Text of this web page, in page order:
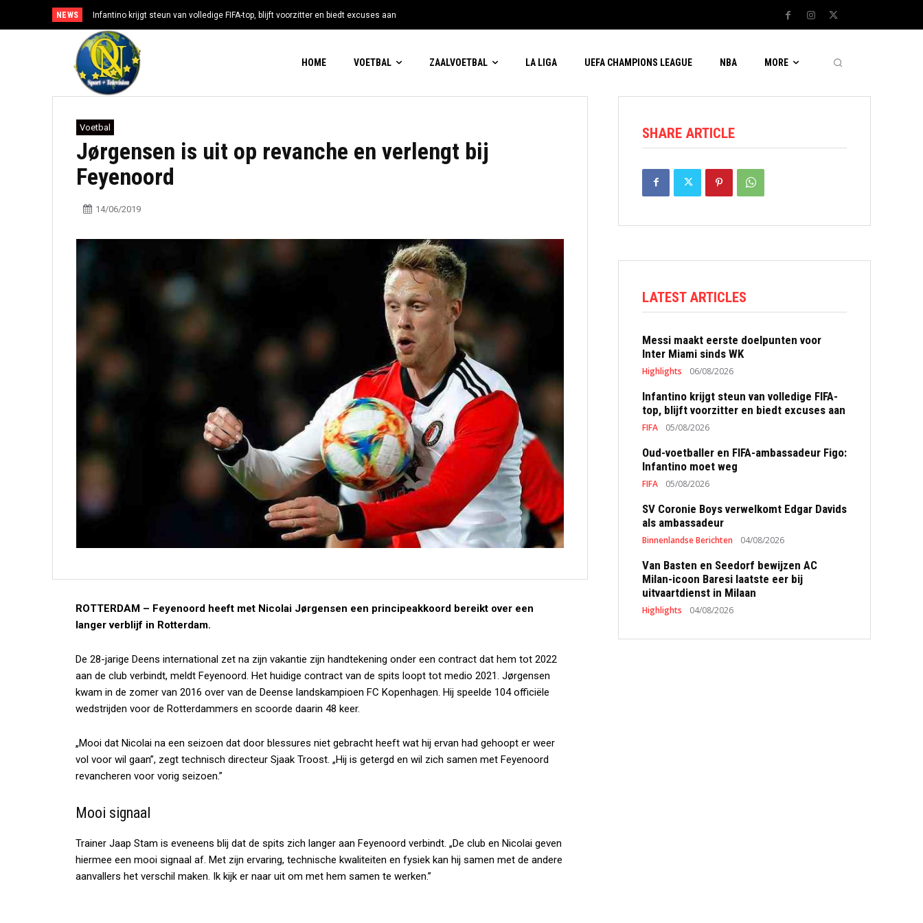
NEWS Infantino krijgt steun van volledige FIFA-top, blijft voorzitter en biedt excuses aan
HOME VOETBAL ZAALVOETBAL LA LIGA UEFA CHAMPIONS LEAGUE NBA MORE
Voetbal
Jørgensen is uit op revanche en verlengt bij
Feyenoord
14/06/2019
ROTTERDAM – Feyenoord heeft met Nicolai Jørgensen een principeakkoord bereikt over een
langer verblijf in Rotterdam.
De 28-jarige Deens international zet na zijn vakantie zijn handtekening onder een contract dat hem tot 2022
aan de club verbindt, meldt Feyenoord. Het huidige contract van de spits loopt tot medio 2021. Jørgensen
kwam in de zomer van 2016 over van de Deense landskampioen FC Kopenhagen. Hij speelde 104 officiële
wedstrijden voor de Rotterdammers en scoorde daarin 48 keer.
„Mooi dat Nicolai na een seizoen dat door blessures niet gebracht heeft wat hij ervan had gehoopt er weer
vol voor wil gaan”, zegt technisch directeur Sjaak Troost. „Hij is getergd en wil zich samen met Feyenoord
revancheren voor vorig seizoen.”
Mooi signaal
Trainer Jaap Stam is eveneens blij dat de spits zich langer aan Feyenoord verbindt. „De club en Nicolai geven
hiermee een mooi signaal af. Met zijn ervaring, technische kwaliteiten en fysiek kan hij samen met de andere
aanvallers het verschil maken. Ik kijk er naar uit om met hem samen te werken.”
SHARE ARTICLE
LATEST ARTICLES
Messi maakt eerste doelpunten voor
Inter Miami sinds WK
Highlights 06/08/2026
Infantino krijgt steun van volledige FIFA-
top, blijft voorzitter en biedt excuses aan
FIFA 05/08/2026
Oud-voetballer en FIFA-ambassadeur Figo:
Infantino moet weg
FIFA 05/08/2026
SV Coronie Boys verwelkomt Edgar Davids
als ambassadeur
Binnenlandse Berichten 04/08/2026
Van Basten en Seedorf bewijzen AC
Milan-icoon Baresi laatste eer bij
uitvaartdienst in Milaan
Highlights 04/08/2026